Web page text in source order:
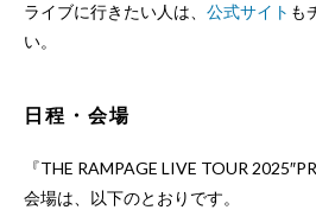
ライブに行きたい人は、 公式サイト も
い。
日程・会場
『THE RAMPAGE LIVE TOUR
会場は、以下のとおりです。